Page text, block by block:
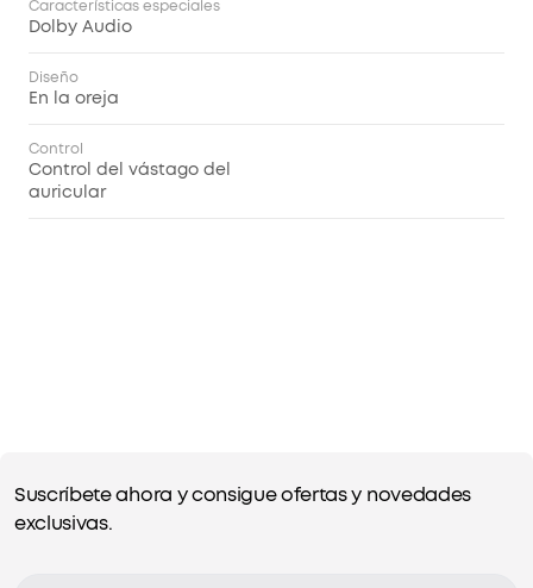
Características especiales
Dolby Audio
Diseño
En la oreja
Control
Control del vástago del
auricular
Suscríbete ahora y consigue ofertas y novedades
exclusivas.